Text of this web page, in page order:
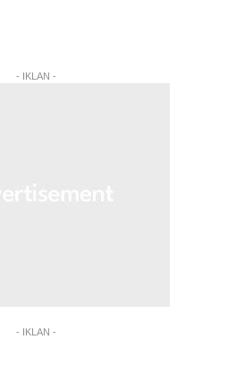
- IKLAN -
- IKLAN -